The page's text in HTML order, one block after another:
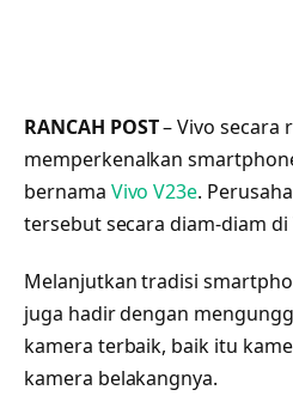
RANCAH POST– Vivo secara
memperkenalkan
bernama Vivo V23e.
tersebut secara diam-diam di
Melanjutkan tradisi
juga hadir dengan
kamera terbaik, baik itu
kamera belakangnya.